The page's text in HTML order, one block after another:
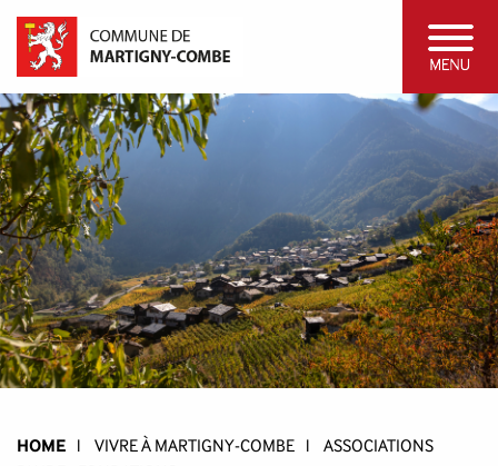
HOME l VIVRE À MARTIGNY-COMBE l
ASSOCIATIONS